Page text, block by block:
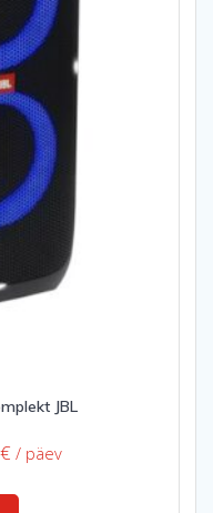
JBL
€ Price
30.00 €
/ päev
This